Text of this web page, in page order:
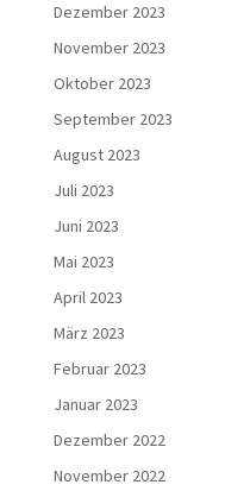
Dezember 2023
November 2023
Oktober 2023
September 2023
August 2023
Juli 2023
Juni 2023
Mai 2023
April 2023
März 2023
Februar 2023
Januar 2023
Dezember 2022
November 2022